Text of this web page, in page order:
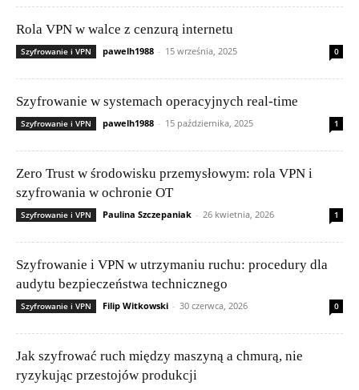
Rola VPN w walce z cenzurą internetu
Szyfrowanie i VPN pawelh1988 - 15 września, 2025 0
Szyfrowanie w systemach operacyjnych real-time
Szyfrowanie i VPN pawelh1988 - 15 października, 2025 1
Zero Trust w środowisku przemysłowym: rola VPN i
szyfrowania w ochronie OT
Szyfrowanie i VPN Paulina Szczepaniak - 26 kwietnia, 2026 1
Szyfrowanie i VPN w utrzymaniu ruchu: procedury dla
audytu bezpieczeństwa technicznego
Szyfrowanie i VPN Filip Witkowski - 30 czerwca, 2026 0
Jak szyfrować ruch między maszyną a chmurą, nie
ryzykując przestojów produkcji